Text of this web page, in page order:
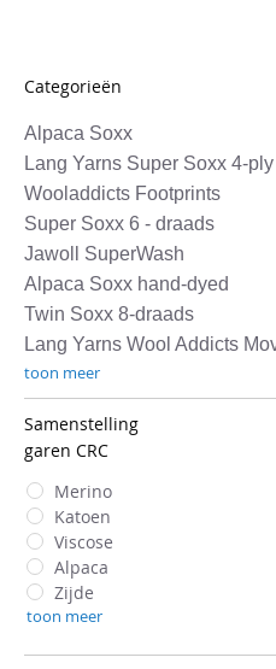
Categorieën
Alpaca Soxx
Lang Yarns Super Soxx 4-ply
Wooladdicts Footprints
Super Soxx 6 - draads
Jawoll SuperWash
Alpaca Soxx hand-dyed
Twin Soxx 8-draads
Lang Yarns Wool Addicts
toon meer
Samenstelling
garen CRC
Merino
Katoen
Viscose
Alpaca
Zijde
toon meer